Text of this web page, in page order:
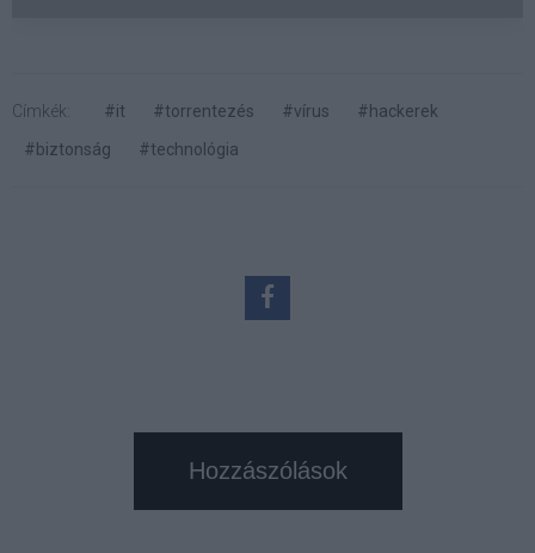
Címkék: #it #torrentezés #vírus
#hackerek
#biztonság
#technológia
Hozzászólások